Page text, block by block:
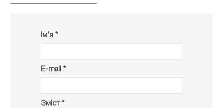
Ім’я *
E-mail *
Зміст *